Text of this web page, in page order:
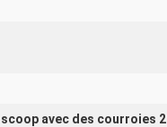
avec des courroies